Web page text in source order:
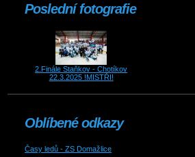
Poslední fotografie
2.Finále Staňkov - Chotíkov
22.3.2025 !MISTŘI!
Oblíbené odkazy
Časy ledů - ZS Domažlice